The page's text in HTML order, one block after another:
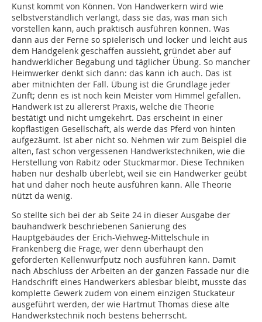
Kunst kommt von Können. Von Handwerkern wird wie
selbstverständlich verlangt, dass sie das, was man sich
vorstellen kann, auch praktisch ausführen können. Was
dann aus der Ferne so spielerisch und locker und leicht aus
dem Handgelenk geschaffen aussieht, gründet aber auf
handwerklicher Begabung und täglicher Übung. So mancher
Heimwerker denkt sich dann: das kann ich auch. Das ist
aber mitnichten der Fall. Übung ist die Grundlage jeder
Zunft; denn es ist noch kein Meister vom Himmel gefallen.
Handwerk ist zu allererst Praxis, welche die Theorie
bestätigt und nicht umgekehrt. Das erscheint in einer
kopflastigen Gesellschaft, als werde das Pferd von hinten
aufgezäumt. Ist aber nicht so. Nehmen wir zum Beispiel die
alten, fast schon vergessenen Handwerkstechniken, wie die
Herstellung von Rabitz oder Stuckmarmor. Diese Techniken
haben nur deshalb überlebt, weil sie ein Handwerker geübt
hat und daher noch heute ausführen kann. Alle Theorie
nützt da wenig.
So stellte sich bei der ab Seite 24 in dieser Ausgabe der
bauhandwerk beschriebenen Sanierung des
Hauptgebäudes der Erich-Viehweg-Mittelschule in
Frankenberg die Frage, wer denn überhaupt den
geforderten Kellenwurfputz noch ausführen kann. Damit
nach Abschluss der Arbeiten an der ganzen Fassade nur die
Handschrift eines Handwerkers ablesbar bleibt, musste das
komplette Gewerk zudem von einem einzigen Stuckateur
ausgeführt werden, der wie Hartmut Thomas diese alte
Handwerkstechnik noch bestens beherrscht.